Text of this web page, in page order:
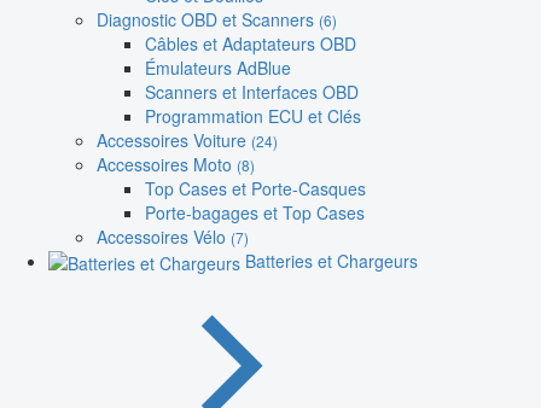
Diagnostic OBD et Scanners (6)
Câbles et Adaptateurs OBD
Émulateurs AdBlue
Scanners et Interfaces OBD
Programmation ECU et Clés
Accessoires Voiture (24)
Accessoires Moto (8)
Top Cases et Porte-Casques
Porte-bagages et Top Cases
Accessoires Vélo (7)
Batteries et Chargeurs